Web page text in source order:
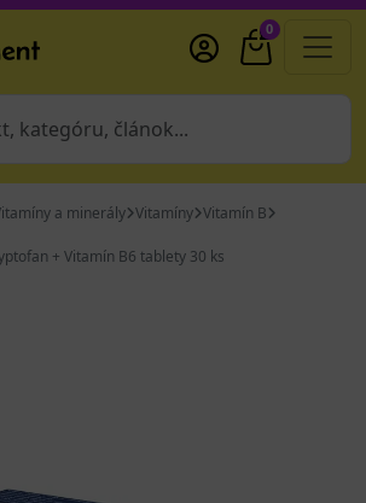
0
a minerály Vitamíny Vitamín B
+ Vitamín B6 tablety 30 ks